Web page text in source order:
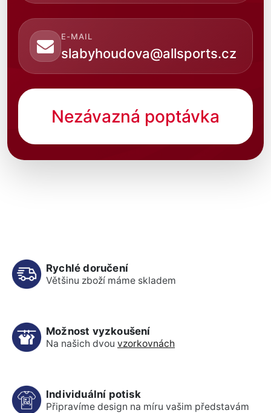
E-MAIL
slabyhoudova@allsports.cz
Nezávazná poptávka
Rychlé doručení
Většinu zboží máme skladem
Možnost vyzkoušení
Na našich dvou vzorkovnách
Individuální potisk
Připravíme design na míru vašim představám